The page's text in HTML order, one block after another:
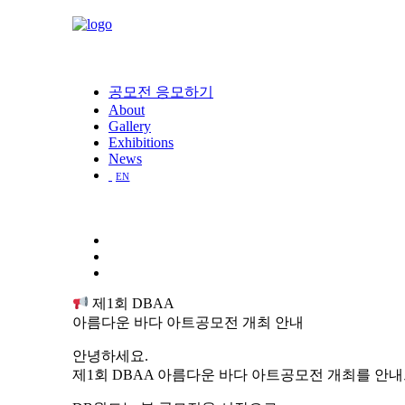
공모전 응모하기
About
Gallery
Exhibitions
News
EN
제1회 DBAA
아름다운 바다 아트공모전 개최 안내
안녕하세요.
제1회 DBAA 아름다운 바다 아트공모전 개최를 안